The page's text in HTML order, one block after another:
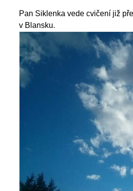
Pan Siklenka vede cvičení již
v Blansku.